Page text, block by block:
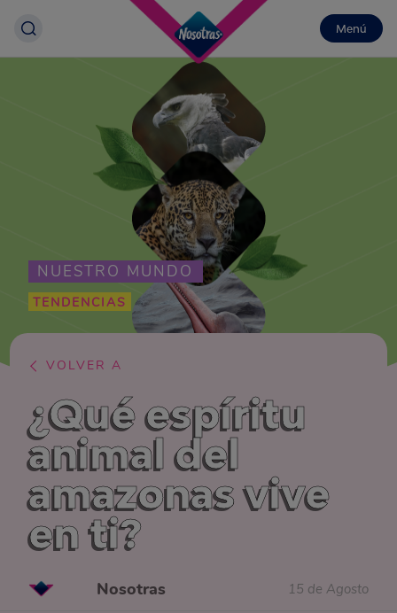
Menú
NUESTRO MUNDO
TENDENCIAS
VOLVER A
¿Qué espíritu
animal del
amazonas vive
en ti?
Nosotras 15 de Agosto